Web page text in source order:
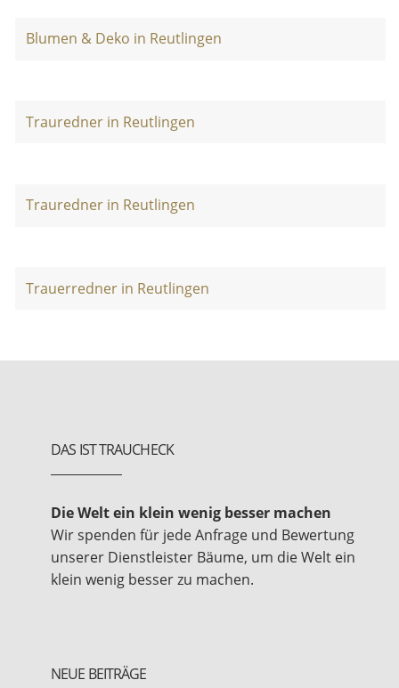
Blumen & Deko in Reutlingen
Trauredner in Reutlingen
Trauredner in Reutlingen
Trauerredner in Reutlingen
DAS IST TRAUCHECK
Die Welt ein klein wenig besser machen
Wir spenden für jede Anfrage und Bewertung
unserer Dienstleister Bäume, um die Welt ein
klein wenig besser zu machen.
NEUE BEITRÄGE